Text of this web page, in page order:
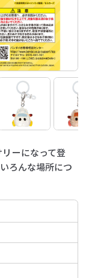
ーになって登
ろんな場所につ